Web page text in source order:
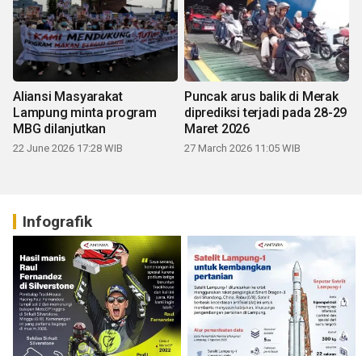
Aliansi Masyarakat
Lampung minta program
MBG dilanjutkan
22 June 2026 17:28 WIB
Puncak arus balik di Merak
diprediksi terjadi pada 28-29
Maret 2026
27 March 2026 11:05 WIB
Infografik